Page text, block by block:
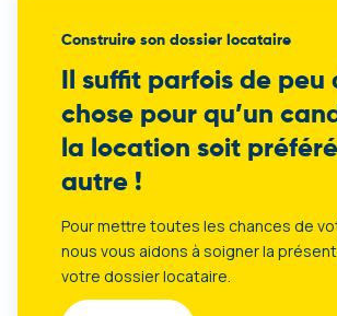
Construire son dossier locataire
Il suffit parfois de peu
chose pour qu’un
la location soit
autre !
Pour mettre toutes les chances de
nous vous aidons à soigner la
votre dossier locataire.